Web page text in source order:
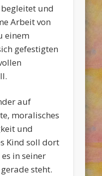
und
Arbeit von
einem
gefestigten
auf
moralisches
und
Kind soll dort
in seiner
steht.